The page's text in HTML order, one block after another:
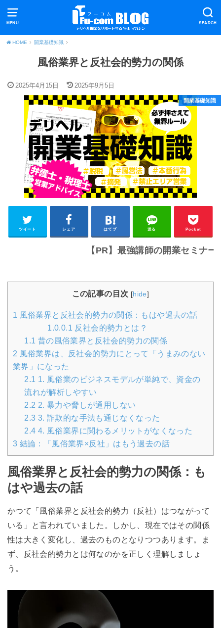
MENU SEARCH
HOME 開業基礎知識
風俗業界と反社会的勢力の関係
2025年4月15日 2025年9月5日
開業基礎知識
ツイート シェア はてブ 送る Pocket
【PR】最強講師の開業セミナーはこちら
この記事の目次 [hide]
1 風俗業界と反社会的勢力の関係：もはや過去の話
1.0.0.1 反社会的勢力とは？
1.1 昔の風俗業界と反社会的勢力の関係
2 風俗業界は、反社会的勢力にとって「うまみのない
業界」になった
2.1 1. 風俗業のビジネスモデルが単純で、資金の
流れが解析しやすい
2.2 2. 暴力や脅しが通用しない
2.3 3. 詐欺的な手法も通じなくなった
2.4 4. 風俗業界に関わるメリットがなくなった
3 結論：「風俗業界×反社」はもう過去の話
風俗業界と反社会的勢力の関係：も
はや過去の話
かつて「風俗業界と反社会的勢力（反社）はつながって
いる」と言われていました。しかし、現在ではその関係
性は大きく変化し、過去のものとなりつつあります。ま
ず、反社会的勢力とは何なのかを正しく理解しましょ
う。